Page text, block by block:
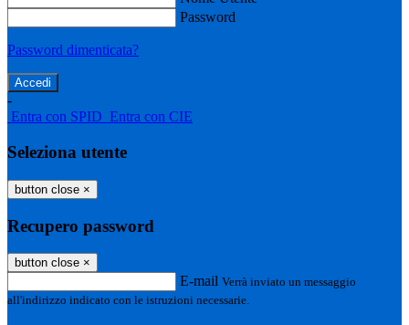
Password
Password dimenticata?
-
Entra con SPID Entra con CIE
Seleziona utente
button close ×
Recupero password
button close ×
E-mail Verrà inviato un messaggio
all'indirizzo indicato con le istruzioni necessarie.